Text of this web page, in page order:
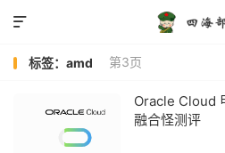

标签：amd 第3页
Oracle Cloud
融合怪测评